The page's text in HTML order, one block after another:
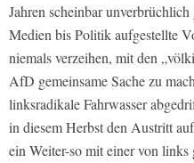
Jahren scheinbar
Medien bis Politik aufgestellte
niemals verzeihen, mit den
AfD gemeinsame Sache zu
linksradikale Fahrwasser
in diesem Herbst den Austritt
ein Weiter-so mit einer von